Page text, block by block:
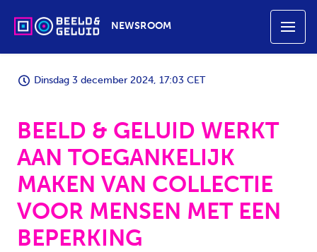
NEWSROOM
Dinsdag 3 december 2024, 17:03 CET
BEELD & GELUID WERKT
AAN TOEGANKELIJK
MAKEN VAN COLLECTIE
VOOR MENSEN MET EEN
BEPERKING